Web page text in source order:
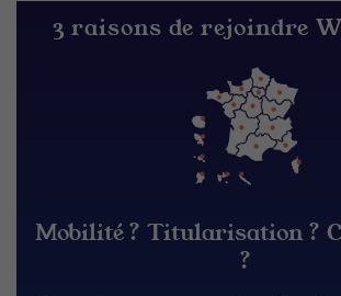
3 raisons de rejoindre
Mobilité ? Titularisation ?
?